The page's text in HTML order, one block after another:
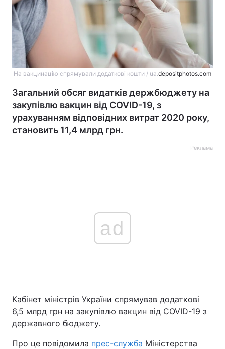
На вакцинацію спрямували додаткові кошти / ua.depositphotos.com
Загальний обсяг видатків держбюджету на
закупівлю вакцин від COVID-19, з
урахуванням відповідних витрат 2020 року,
становить 11,4 млрд грн.
Реклама
ad
Кабінет міністрів України спрямував додаткові
6,5 млрд грн на закупівлю вакцин від COVID-19 з
державного бюджету.
Про це повідомила прес-служба Міністерства